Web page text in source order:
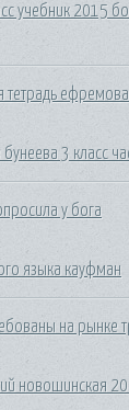
учебник 2015
тетрадь ефремова
3 класс
у бога
языка кауфман
на рынке
новошинская